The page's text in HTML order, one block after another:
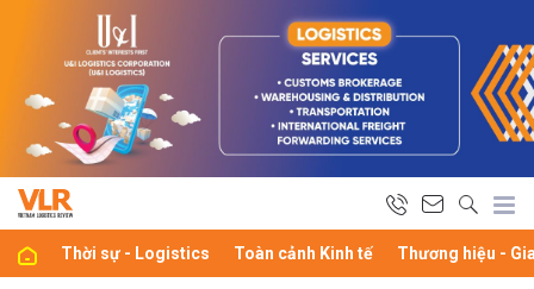
Thời sự - Logistics Toàn cảnh Kinh tế Thương hiệu -